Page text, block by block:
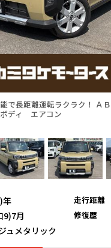
で長距離運転ラクラク！
ディ エアコン
年 走行距離
9)7月 修復歴
ュメタリック